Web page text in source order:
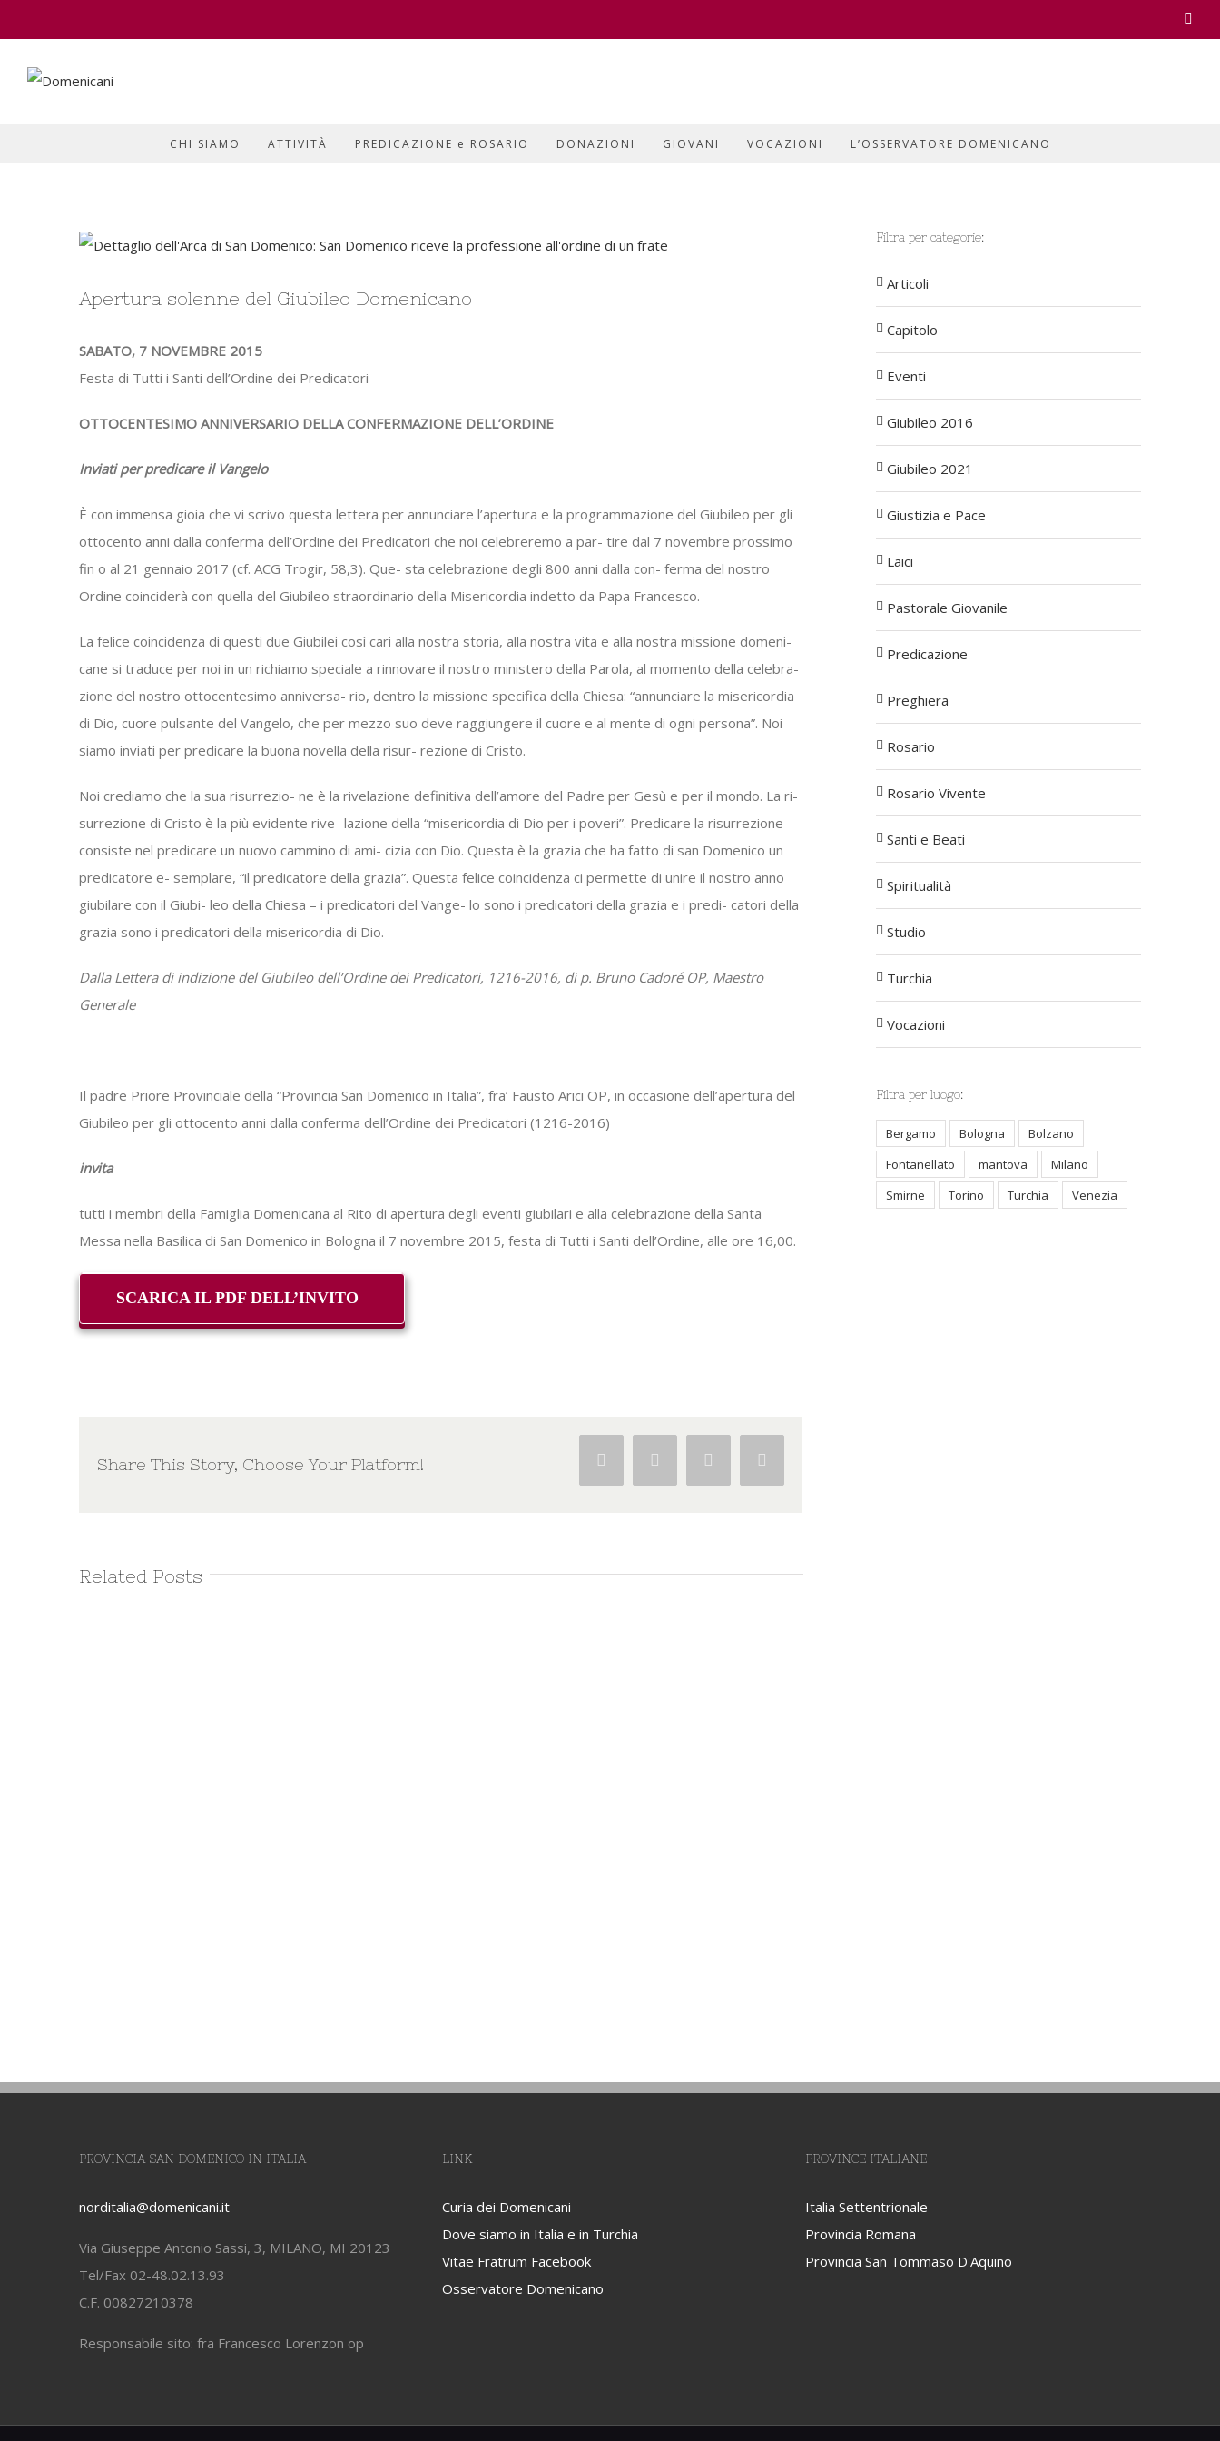
CHI SIAMO ATTIVITÀ PREDICAZIONE e ROSARIO DONAZIONI GIOVANI VOCAZIONI L’OSSERVATORE DOMENICANO
View
Image
Apertura solenne del Giubileo Domenicano
SABATO, 7 NOVEMBRE 2015
Festa di Tutti i Santi dell’Ordine dei Predicatori
OTTOCENTESIMO ANNIVERSARIO DELLA CONFERMAZIONE DELL’ORDINE
Inviati per predicare il Vangelo
È con immensa gioia che vi scrivo questa lettera per annunciare l’apertura e la programmazione del Giubileo per gli
ottocento anni dalla conferma dell’Ordine dei Predicatori che noi celebreremo a par- tire dal 7 novembre prossimo
fin o al 21 gennaio 2017 (cf. ACG Trogir, 58,3). Que- sta celebrazione degli 800 anni dalla con- ferma del nostro
Ordine coinciderà con quella del Giubileo straordinario della Misericordia indetto da Papa Francesco.
La felice coincidenza di questi due Giubilei così cari alla nostra storia, alla nostra vita e alla nostra missione domeni-
cane si traduce per noi in un richiamo speciale a rinnovare il nostro ministero della Parola, al momento della celebra-
zione del nostro ottocentesimo anniversa- rio, dentro la missione specifica della Chiesa: “annunciare la misericordia
di Dio, cuore pulsante del Vangelo, che per mezzo suo deve raggiungere il cuore e al mente di ogni persona”. Noi
siamo inviati per predicare la buona novella della risur- rezione di Cristo.
Noi crediamo che la sua risurrezio- ne è la rivelazione definitiva dell’amore del Padre per Gesù e per il mondo. La ri-
surrezione di Cristo è la più evidente rive- lazione della “misericordia di Dio per i poveri”. Predicare la risurrezione
consiste nel predicare un nuovo cammino di ami- cizia con Dio. Questa è la grazia che ha fatto di san Domenico un
predicatore e- semplare, “il predicatore della grazia”. Questa felice coincidenza ci permette di unire il nostro anno
giubilare con il Giubi- leo della Chiesa – i predicatori del Vange- lo sono i predicatori della grazia e i predi- catori della
grazia sono i predicatori della misericordia di Dio.
Dalla Lettera di indizione del Giubileo dell’Ordine dei Predicatori, 1216-2016, di p. Bruno Cadoré OP, Maestro
Generale
Il padre Priore Provinciale della “Provincia San Domenico in Italia”, fra’ Fausto Arici OP, in occasione dell’apertura del
Giubileo per gli ottocento anni dalla conferma dell’Ordine dei Predicatori (1216-2016)
invita
tutti i membri della Famiglia Domenicana al Rito di apertura degli eventi giubilari e alla celebrazione della Santa
Messa nella Basilica di San Domenico in Bologna il 7 novembre 2015, festa di Tutti i Santi dell’Ordine, alle ore 16,00.
SCARICA IL PDF DELL’INVITO
Share This Story, Choose Your Platform! Facebook Twitter Google+
Related Posts
Filtra per categorie:
Articoli
Capitolo
Eventi
Giubileo 2016
Giubileo 2021
Giustizia e Pace
Laici
Pastorale Giovanile
Predicazione
Preghiera
Rosario
Rosario Vivente
Santi e Beati
Spiritualità
Studio
Turchia
Vocazioni
Filtra per luogo:
Bergamo Bologna
Bolzano
Fontanellato
mantova
Milano
Smirne
Torino Turchia Venezia
PROVINCIA SAN DOMENICO IN ITALIA
norditalia@domenicani.it
Via Giuseppe Antonio Sassi, 3, MILANO, MI 20123
Tel/Fax 02-48.02.13.93
C.F. 00827210378
Responsabile sito: fra Francesco Lorenzon op
LINK
Curia dei Domenicani
Dove siamo in Italia e in Turchia
Vitae Fratrum Facebook
Osservatore Domenicano
PROVINCE ITALIANE
Italia Settentrionale
Provincia Romana
Provincia San Tommaso D'Aquino